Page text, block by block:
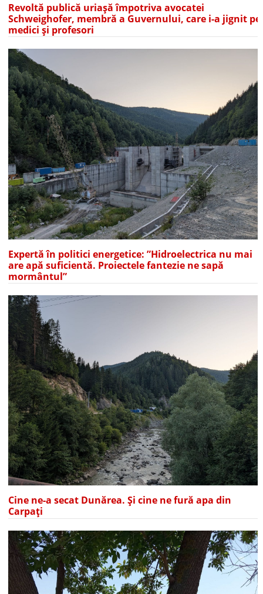
Revoltă publică uriașă împotriva avocatei
Schweighofer, membră a Guvernului, care i-a jignit pe
medici și profesori
Expertă în politici energetice: ”Hidroelectrica nu mai
are apă suficientă. Proiectele fantezie ne sapă
mormântul”
Cine ne-a secat Dunărea. Și cine ne fură apa din
Carpați